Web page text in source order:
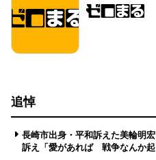
追悼
長崎市出身・平和訴えた美輪明
訴え「愛があれば 戦争なんか起